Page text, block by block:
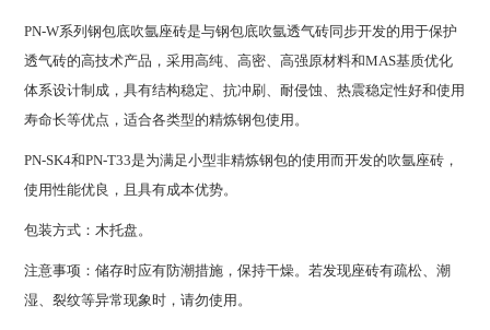
PN-W系列钢包底吹氩座砖是与钢包底吹氩透气砖同步开发的用于保护
透气砖的高技术产品，采用高纯、高密、高强原材料和MAS基质优化
体系设计制成，具有结构稳定、抗冲刷、耐侵蚀、热震稳定性好和使用
寿命长等优点，适合各类型的精炼钢包使用。
PN-SK4和PN-T33是为满足小型非精炼钢包的使用而开发的吹氩座砖，
使用性能优良，且具有成本优势。
包装方式：木托盘。
注意事项：储存时应有防潮措施，保持干燥。若发现座砖有疏松、潮
湿、裂纹等异常现象时，请勿使用。